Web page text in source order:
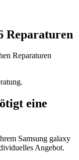
Reparaturen
Reparaturen
eine
Samsung galaxy
Angebot.